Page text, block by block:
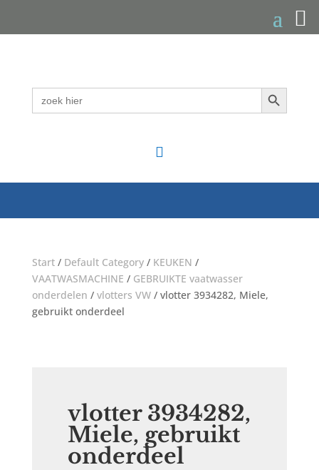
Zoek
naar:
Zoekknop

Start/ Default Category/ KEUKEN /
VAATWASMACHINE / GEBRUIKTE vaatwasser
onderdelen / vlotters VW/ vlotter 3934282, Miele,
gebruikt onderdeel
vlotter 3934282,
Miele, gebruikt
onderdeel